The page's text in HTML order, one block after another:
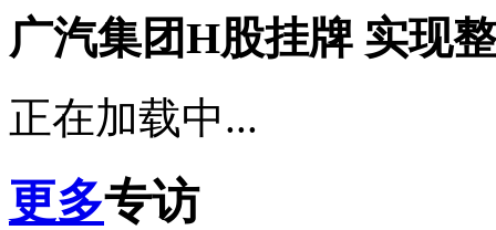
广汽集团H股挂牌 实现
正在加载中...
更多专访